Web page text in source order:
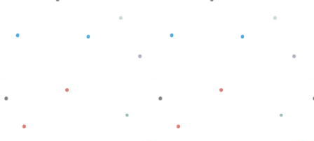
Baca selengkapnya